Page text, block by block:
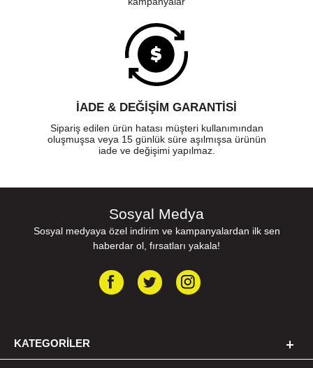
İADE & DEĞİŞİM GARANTİSİ
Sipariş edilen ürün hatası müşteri kullanımından
oluşmuşsa veya 15 günlük süre aşılmışsa ürünün
iade ve değişimi yapılmaz.
Sosyal Medya
Sosyal medyaya özel indirim ve kampanyalardan ilk sen
haberdar ol, fırsatları yakala!
KATEGORILER